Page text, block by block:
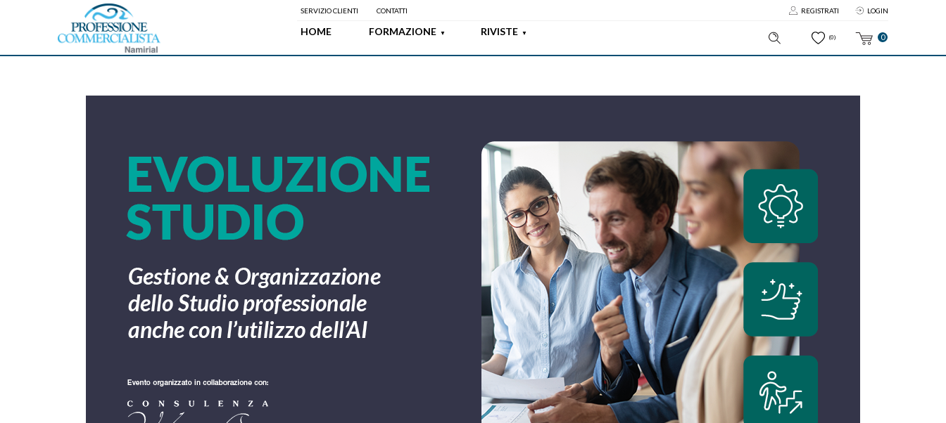
SERVIZIO CLIENTI CONTATTI REGISTRATI LOGIN
HOME FORMAZIONE RIVISTE
(0) 0